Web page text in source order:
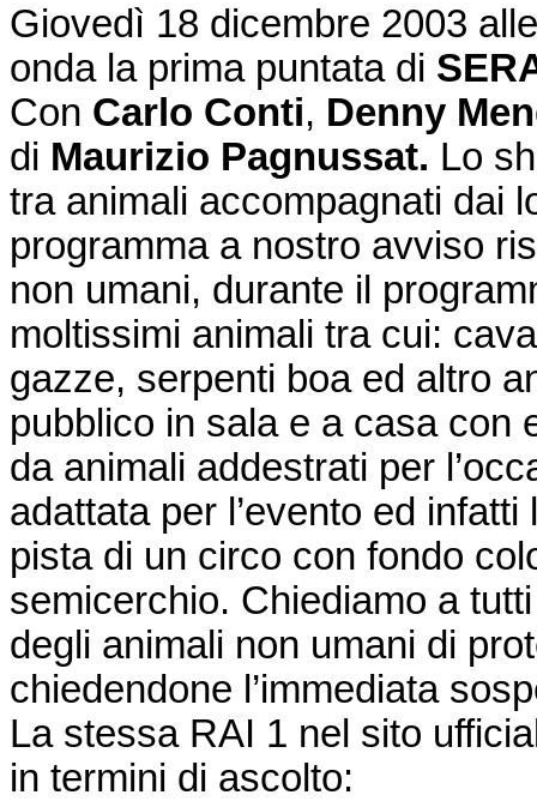
Giovedì 18 dicembre 2003
onda la prima puntata di
Con Carlo Conti, Denny
di Maurizio Pagnussat. Lo
tra animali accompagnati dai
programma a nostro avviso
non umani, durante il
moltissimi animali tra cui:
gazze, serpenti boa ed altro
pubblico in sala e a casa con
da animali addestrati per
adattata per l’evento ed
pista di un circo con fondo
semicerchio. Chiediamo a
degli animali non umani di
chiedendone l’immediata
La stessa RAI 1 nel sito
in termini di ascolto: